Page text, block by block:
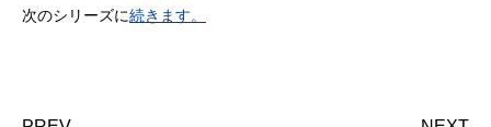
次のシリーズに続きます。